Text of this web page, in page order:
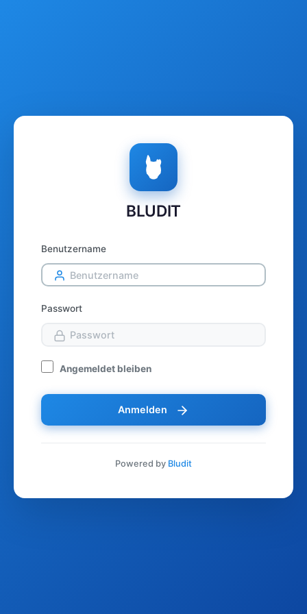
BLUDIT
Benutzername
Passwort
Angemeldet bleiben
Anmelden
Powered by Bludit